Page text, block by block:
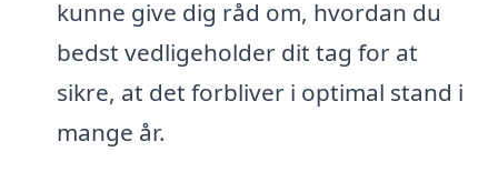
kunne give dig råd om, hvordan du
bedst vedligeholder dit tag for at
sikre, at det forbliver i optimal stand i
mange år.